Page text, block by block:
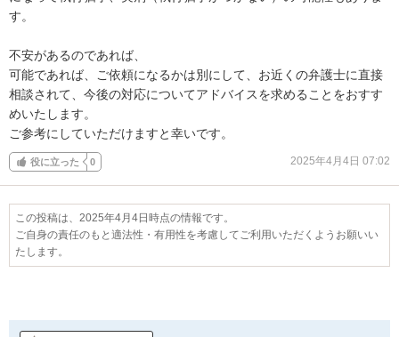
す。
不安があるのであれば、
可能であれば、ご依頼になるかは別にして、お近くの弁護士に直接
相談されて、今後の対応についてアドバイスを求めることをおすす
めいたします。
ご参考にしていただけますと幸いです。
役に立った 0 2025年4月4日 07:02
この投稿は、2025年4月4日時点の情報です。
ご自身の責任のもと適法性・有用性を考慮してご利用いただくようお願いい
たします。